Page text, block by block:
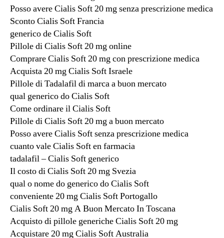
Posso avere Cialis Soft 20 mg senza prescrizione medica
Sconto Cialis Soft Francia
generico de Cialis Soft
Pillole di Cialis Soft 20 mg online
Comprare Cialis Soft 20 mg con prescrizione medica
Acquista 20 mg Cialis Soft Israele
Pillole di Tadalafil di marca a buon mercato
qual generico do Cialis Soft
Come ordinare il Cialis Soft
Pillole di Cialis Soft 20 mg a buon mercato
Posso avere Cialis Soft senza prescrizione medica
cuanto vale Cialis Soft en farmacia
tadalafil – Cialis Soft generico
Il costo di Cialis Soft 20 mg Svezia
qual o nome do generico do Cialis Soft
conveniente 20 mg Cialis Soft Portogallo
Cialis Soft 20 mg A Buon Mercato In Toscana
Acquisto di pillole generiche Cialis Soft 20 mg
Acquistare 20 mg Cialis Soft Australia